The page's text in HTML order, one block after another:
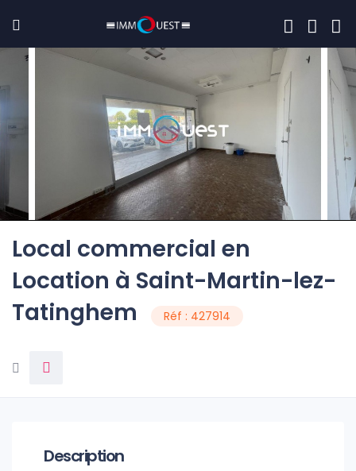
Local commercial en
Location à Saint-Martin-lez-
Tatinghem
Réf : 427914
Description